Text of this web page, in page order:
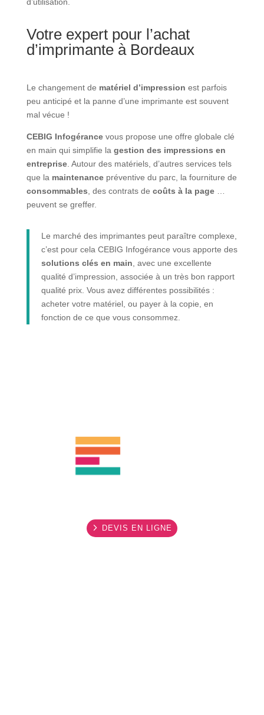
Votre expert pour l’achat
d’imprimante à Bordeaux
Le changement de matériel d’impression est parfois
peu anticipé et la panne d’une imprimante est souvent
mal vécue !
CEBIG Infogérancevous propose une offre globale clé
en main qui simplifie la gestion des impressions en
entreprise. Autour des matériels, d’autres services tels
que la maintenancepréventive du parc, la fourniture de
consommables , des contrats de coûts à la page…
peuvent se greffer.
Le marché des imprimantes peut paraître complexe,
c’est pour cela CEBIG Infogérance vous apporte des
solutions clés en main , avec une excellente
qualité d’impression, associée à un très bon rapport
qualité prix. Vous avez différentes possibilités :
acheter votre matériel, ou payer à la copie, en
fonction de ce que vous consommez.
DEVIS EN LIGNE